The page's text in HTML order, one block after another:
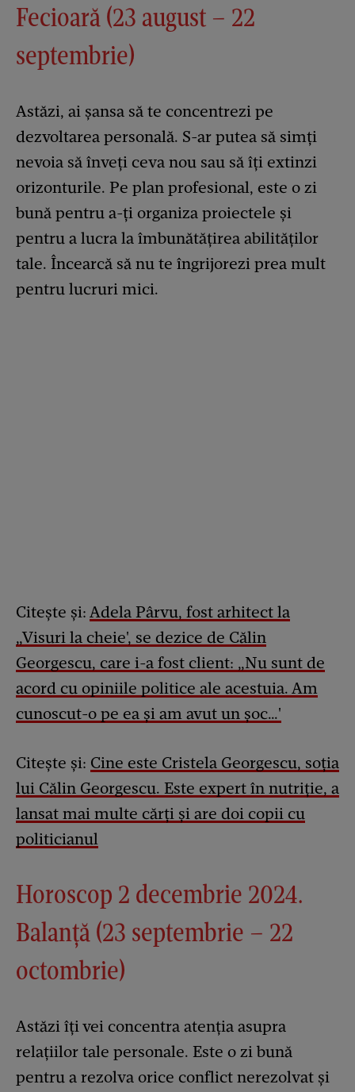
Fecioară (23 august – 22
septembrie)
Astăzi, ai șansa să te concentrezi pe
dezvoltarea personală. S-ar putea să simți
nevoia să înveți ceva nou sau să îți extinzi
orizonturile. Pe plan profesional, este o zi
bună pentru a-ți organiza proiectele și
pentru a lucra la îmbunătățirea abilităților
tale. Încearcă să nu te îngrijorezi prea mult
pentru lucruri mici.
Citește și: Adela Pârvu, fost arhitect la
„Visuri la cheie', se dezice de Călin
Georgescu, care i-a fost client: „Nu sunt de
acord cu opiniile politice ale acestuia. Am
cunoscut-o pe ea și am avut un șoc…'
Citește și: Cine este Cristela Georgescu, soția
lui Călin Georgescu. Este expert în nutriție, a
lansat mai multe cărți și are doi copii cu
politicianul
Horoscop 2 decembrie 2024.
Balanță (23 septembrie – 22
octombrie)
Astăzi îți vei concentra atenția asupra
relațiilor tale personale. Este o zi bună
pentru a rezolva orice conflict nerezolvat și